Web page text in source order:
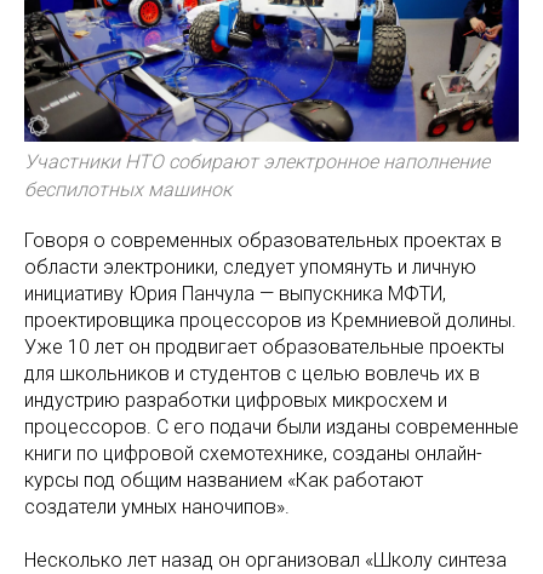
Участники НТО собирают электронное наполнение
беспилотных машинок
Говоря о современных образовательных проектах в
области электроники, следует упомянуть и личную
инициативу Юрия Панчула — выпускника МФТИ,
проектировщика процессоров из Кремниевой долины.
Уже 10 лет он продвигает образовательные проекты
для школьников и студентов с целью вовлечь их в
индустрию разработки цифровых микросхем и
процессоров. С его подачи были изданы современные
книги по цифровой схемотехнике, созданы онлайн-
курсы под общим названием «Как работают
создатели умных наночипов».
Несколько лет назад он организовал «Школу синтеза